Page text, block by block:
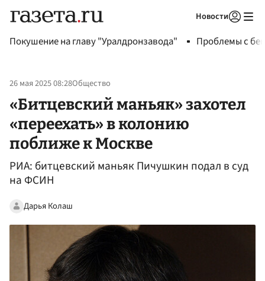
Новости
Покушение на главу "Уралдронзавода" Проблемы с
26 мая 2025 08:28Общество
«Битцевский маньяк» захотел
«переехать» в колонию
поближе к Москве
РИА: битцевский маньяк Пичушкин подал в суд
на ФСИН
Дарья Колаш